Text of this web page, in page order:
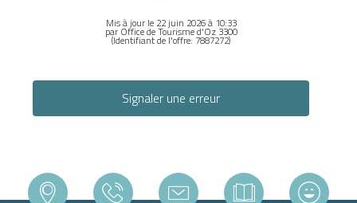
Mis à jour le 22 juin 2026 à 10:33
par Office de Tourisme d'Oz 3300
(Identifiant de l'offre: 7887272)
Signaler une erreur